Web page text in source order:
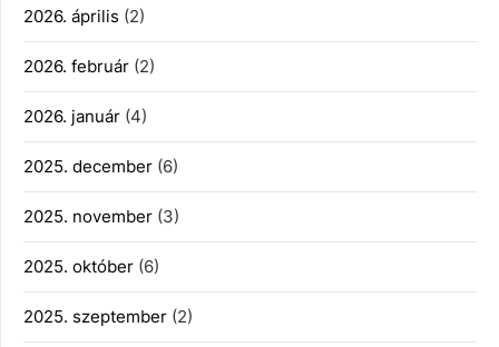
2026. április (2)
2026. február (2)
2026. január (4)
2025. december (6)
2025. november (3)
2025. október (6)
2025. szeptember (2)